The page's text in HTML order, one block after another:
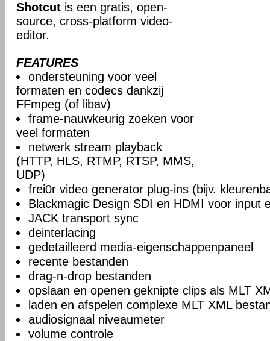
Shotcut is een gratis, open-
source, cross-platform video-
editor.
FEATURES
ondersteuning voor veel
formaten en codecs dankzij
FFmpeg (of libav)
frame-nauwkeurig zoeken voor
veel formaten
netwerk stream playback
(HTTP, HLS, RTMP, RTSP, MMS,
UDP)
frei0r video generator plug-ins (bijv.
Blackmagic Design SDI en HDMI voor input
JACK transport sync
deinterlacing
gedetailleerd media-eigenschappenpaneel
recente bestanden
drag-n-drop bestanden
opslaan en openen geknipte clips als MLT
laden en afspelen complexe MLT XML
audiosignaal niveaumeter
volume controle